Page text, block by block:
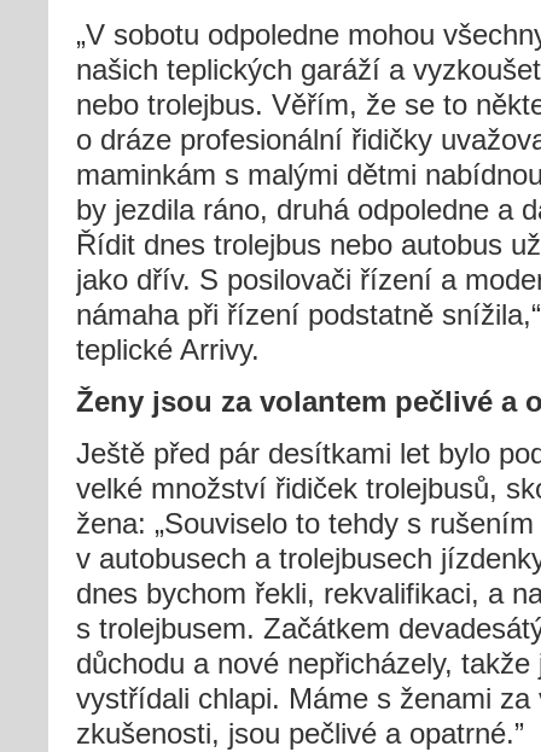
„V sobotu odpoledne mohou
našich teplických garáží a
nebo trolejbus. Věřím, že se to
o dráze profesionální řidičky
maminkám s malými dětmi
by jezdila ráno, druhá odpoledne a
Řídit dnes trolejbus nebo autobus
jako dřív. S posilovači řízení a
námaha při řízení podstatně
teplické Arrivy.
Ženy jsou za volantem pečlivé a
Ještě před pár desítkami let bylo
velké množství řidiček trolejbusů,
žena: „Souviselo to tehdy s
v autobusech a trolejbusech
dnes bychom řekli, rekvalifikaci, a
s trolejbusem. Začátkem
důchodu a nové nepřicházely,
vystřídali chlapi. Máme s ženami
zkušenosti, jsou pečlivé a opatrné.”